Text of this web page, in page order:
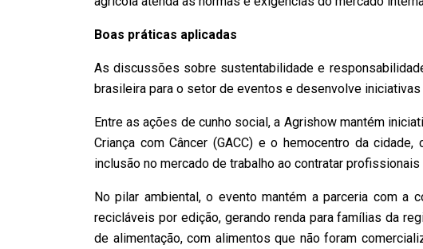
Boas práticas aplicadas
As discussões sobre sustentabilidade e
brasileira para o setor de eventos e desenvolve
Entre as ações de cunho social, a Agrishow mantém
Criança com Câncer (GACC) e o hemocentro da
inclusão no mercado de trabalho ao contratar
No pilar ambiental, o evento mantém a parceria com a
recicláveis por edição, gerando renda para famílias da
de alimentação, com alimentos que não foram